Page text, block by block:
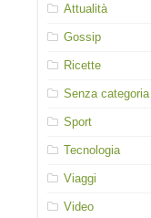
Attualità
Gossip
Ricette
Senza categoria
Sport
Tecnologia
Viaggi
Video